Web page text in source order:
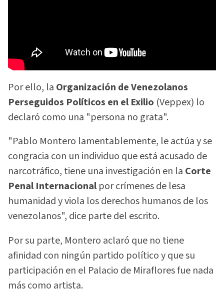
Por ello, la Organización de Venezolanos
Perseguidos Políticos en el Exilio (Veppex) lo
declaró como una "persona no grata".
"Pablo Montero lamentablemente, le actúa y se
congracia con un individuo que está acusado de
narcotráfico, tiene una investigación en la Corte
Penal Internacionalpor crímenes de lesa
humanidad y viola los derechos humanos de los
venezolanos", dice parte del escrito.
Por su parte, Montero aclaró que no tiene
afinidad con ningún partido político y que su
participación en el Palacio de Miraflores fue nada
más como artista.